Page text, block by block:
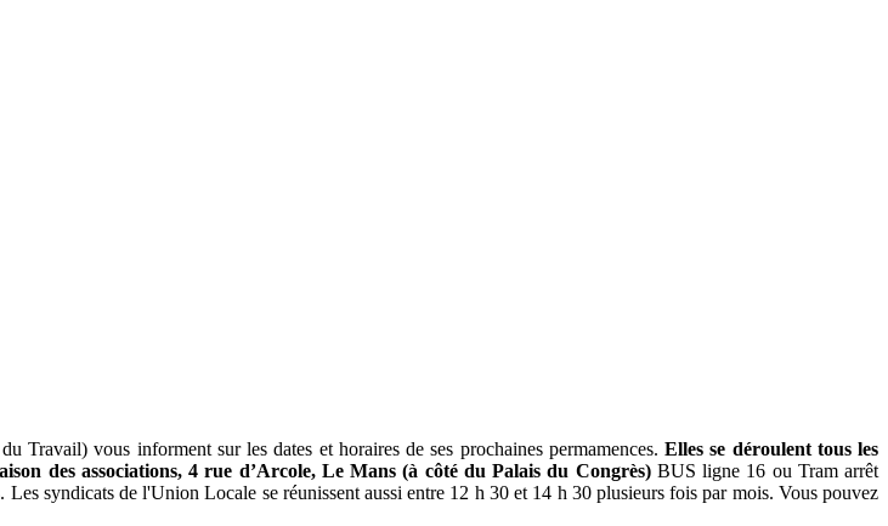
Travail) vous informent sur les dates et horaires de ses prochaines permamences. Elles se déroulent tous les
des associations, 4 rue d’Arcole, Le Mans (à côté du Palais du Congrès)BUS ligne 16 ou Tram arrêt
syndicats de l'Union Locale se réunissent aussi entre 12 h 30 et 14 h 30 plusieurs fois par mois. Vous pouvez